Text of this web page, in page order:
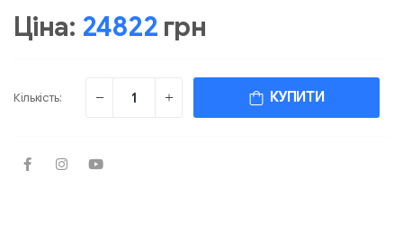
Ціна: 24822грн
Кількість: КУПИТИ